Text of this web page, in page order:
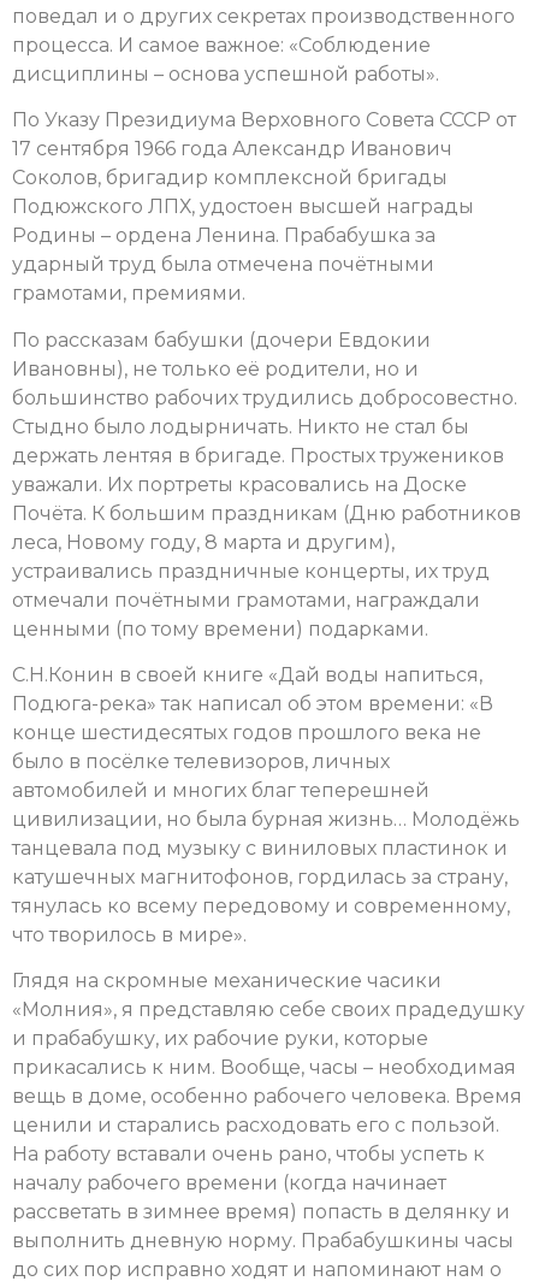
поведал и о других секретах производственного
процесса. И самое важное: «Соблюдение
дисциплины – основа успешной работы».
По Указу Президиума Верховного Совета СССР от
17 сентября 1966 года Александр Иванович
Соколов, бригадир комплексной бригады
Подюжского ЛПХ, удостоен высшей награды
Родины – ордена Ленина. Прабабушка за
ударный труд была отмечена почётными
грамотами, премиями.
По рассказам бабушки (дочери Евдокии
Ивановны), не только её родители, но и
большинство рабочих трудились добросовестно.
Стыдно было лодырничать. Никто не стал бы
держать лентяя в бригаде. Простых тружеников
уважали. Их портреты красовались на Доске
Почёта. К большим праздникам (Дню работников
леса, Новому году, 8 марта и другим),
устраивались праздничные концерты, их труд
отмечали почётными грамотами, награждали
ценными (по тому времени) подарками.
С.Н.Конин в своей книге «Дай воды напиться,
Подюга-река» так написал об этом времени: «В
конце шестидесятых годов прошлого века не
было в посёлке телевизоров, личных
автомобилей и многих благ теперешней
цивилизации, но была бурная жизнь… Молодёжь
танцевала под музыку с виниловых пластинок и
катушечных магнитофонов, гордилась за страну,
тянулась ко всему передовому и современному,
что творилось в мире».
Глядя на скромные механические часики
«Молния», я представляю себе своих прадедушку
и прабабушку, их рабочие руки, которые
прикасались к ним. Вообще, часы – необходимая
вещь в доме, особенно рабочего человека. Время
ценили и старались расходовать его с пользой.
На работу вставали очень рано, чтобы успеть к
началу рабочего времени (когда начинает
рассветать в зимнее время) попасть в делянку и
выполнить дневную норму. Прабабушкины часы
до сих пор исправно ходят и напоминают нам о